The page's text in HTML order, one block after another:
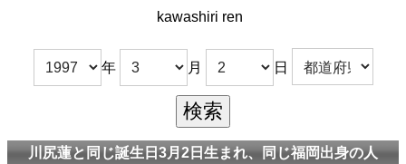
kawashiri ren
年 月 日
川尻蓮と同じ誕生日3月2日生まれ、同じ福岡出身の人